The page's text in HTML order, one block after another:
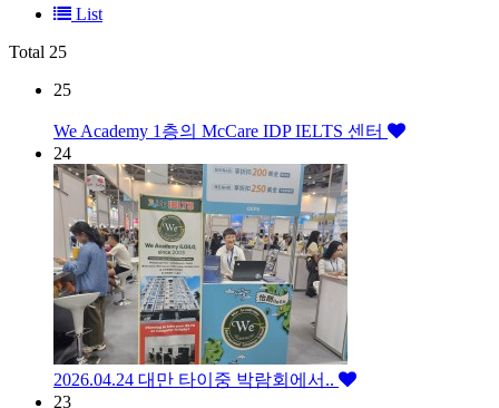
List
Total 25
25
We Academy 1층의 McCare IDP IELTS 센터
24
2026.04.24 대만 타이중 박람회에서..
23